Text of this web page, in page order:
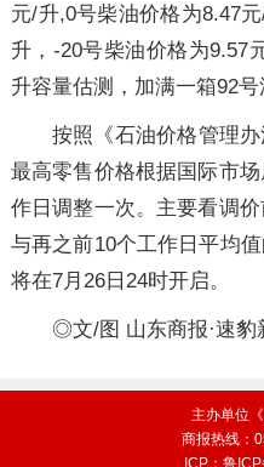
元/升,0号柴油价格为8.47
升，-20号柴油价格为9.57
升容量估测，加满一箱92号
按照《石油价格管理
最高零售价格根据国际市
作日调整一次。主要看调
与再之前10个工作日平均
将在7月26日24时开启。
◎文/图 山东商报·速豹
主办单位
商报热线：
ICP：鲁